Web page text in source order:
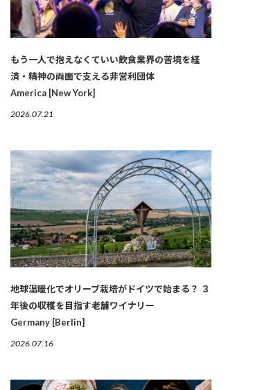
もう一人で抱えなくていい――飲食業界の苦境を経
済・精神の両面で支える非営利団体
America [New York]
2026.07.21
地球温暖化でオリーブ栽培がドイツで始まる？ ３
年後の収穫を目指す老舗ワイナリー
Germany [Berlin]
2026.07.16